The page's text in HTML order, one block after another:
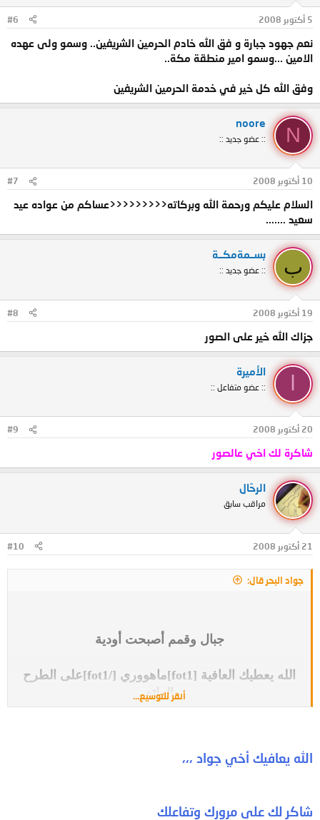
5 أكتوبر 2008 #6
نعم جهود جبارة و فق الله خادم الحرمين الشريفين.. وسمو ولى عهده
الامين ...وسمو امير منطقة مكة..
وفق الله كل خير في خدمة الحرمين الشريفين
N
noore
:: عضو جديد ::
10 أكتوبر 2008 #7
السلام عليكم ورحمة الله وبركاته<<<<<<<<<عساكم من عواده عيد
سعيد .......
ب
بســمةمكــة
:: عضو جديد ::
19 أكتوبر 2008 #8
جزاك الله خير على الصور
الأميرة
:: عضو متفاعل ::
20 أكتوبر 2008 #9
شاكرة لك اخي عالصور
الرحّال
مراقب سابق
21 أكتوبر 2008 #10
جواد البحر قال:
جبال وقمم أصبحت أودية
الله يعطيك العافية [fot1]ماهووري [/fot1]على الطرح
الرائع
أنقر للتوسيع...
الله يعافيك أخي جواد ،،،
شاكر لك على مرورك وتفاعلك